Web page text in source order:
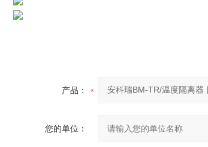
产品：
您的单位：